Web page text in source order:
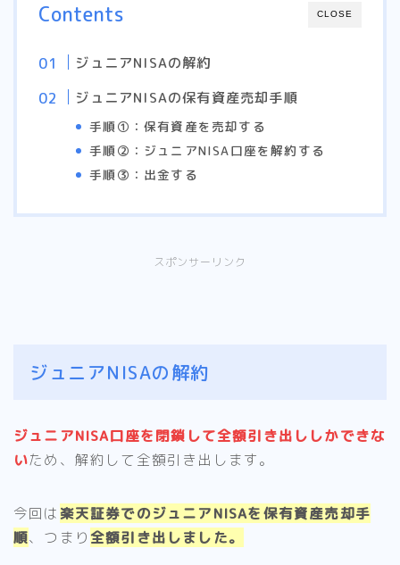
CLOSE
Contents
ジュニアNISAの解約
ジュニアNISAの保有資産売却手順
手順①：保有資産を売却する
手順②：ジュニアNISA口座を解約する
手順③：出金する
スポンサーリンク
ジュニアNISAの解約
ジュニアNISA口座を閉鎖して全額引き出ししかできな
いため、解約して全額引き出します。
今回は楽天証券でのジュニアNISAを保有資産売却手
順、つまり全額引き出しました。